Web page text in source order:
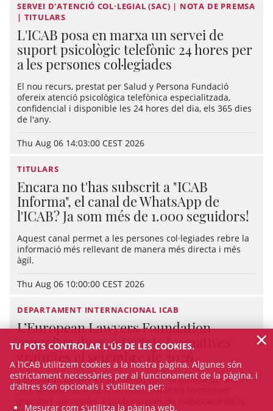
SERVEI D'ATENCIÓ COL·LEGIAL (SAC) | NOTA DE PREMSA
| TITULARS
L'ICAB posa en marxa un servei de
suport psicològic telefònic 24 hores per
a les persones col·legiades
El nou recurs, prestat per Salud y Persona Fundació
ofereix atenció psicològica telefònica especialitzada,
confidencial i disponible les 24 hores del dia, els 365 dies
de l'any.
Thu Aug 06 14:03:00 CEST 2026
TITULARS
Encara no t'has subscrit a "ICAB
Informa", el canal de WhatsApp de
l'ICAB? Ja som més de 1.000 seguidors!
Aquest canal permet a les persones col·legiades rebre la
informació més rellevant de manera més directa i més
àgil.
Thu Aug 06 10:00:00 CEST 2026
DEPARTAMENT INTERNACIONAL ICAB
L’European Lawyers Foundation
organitza dues activitats formatives
gratuïtes el setembre de 2026
L’European Lawyers Foundation (ELF) organitza durant el
mes de setembre de 2026 dues activitats formatives
TU POTS CONTROLAR L'ÚS DE LES COOKIES.
A l’ICAB utilitzem cookies a la nostra pàgina. Algunes són
estrictament necessàries per al funcionament de la pàgina, i
d'altres són opcionals i s'utilitzen per:
Mesurar com s'utilitza la pàgina web.
×